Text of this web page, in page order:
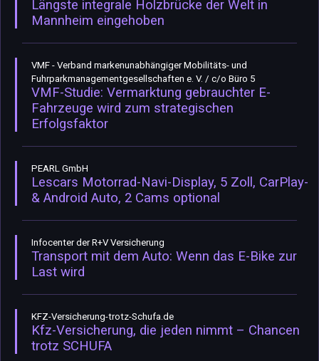
Längste integrale Holzbrücke der Welt in
Mannheim eingehoben
VMF - Verband markenunabhängiger Mobilitäts- und
Fuhrparkmanagementgesellschaften e. V. / c/o Büro 5
VMF-Studie: Vermarktung gebrauchter E-
Fahrzeuge wird zum strategischen
Erfolgsfaktor
PEARL GmbH
Lescars Motorrad-Navi-Display, 5 Zoll, CarPlay-
& Android Auto, 2 Cams optional
Infocenter der R+V Versicherung
Transport mit dem Auto: Wenn das E-Bike zur
Last wird
KFZ-Versicherung-trotz-Schufa.de
Kfz-Versicherung, die jeden nimmt – Chancen
trotz SCHUFA